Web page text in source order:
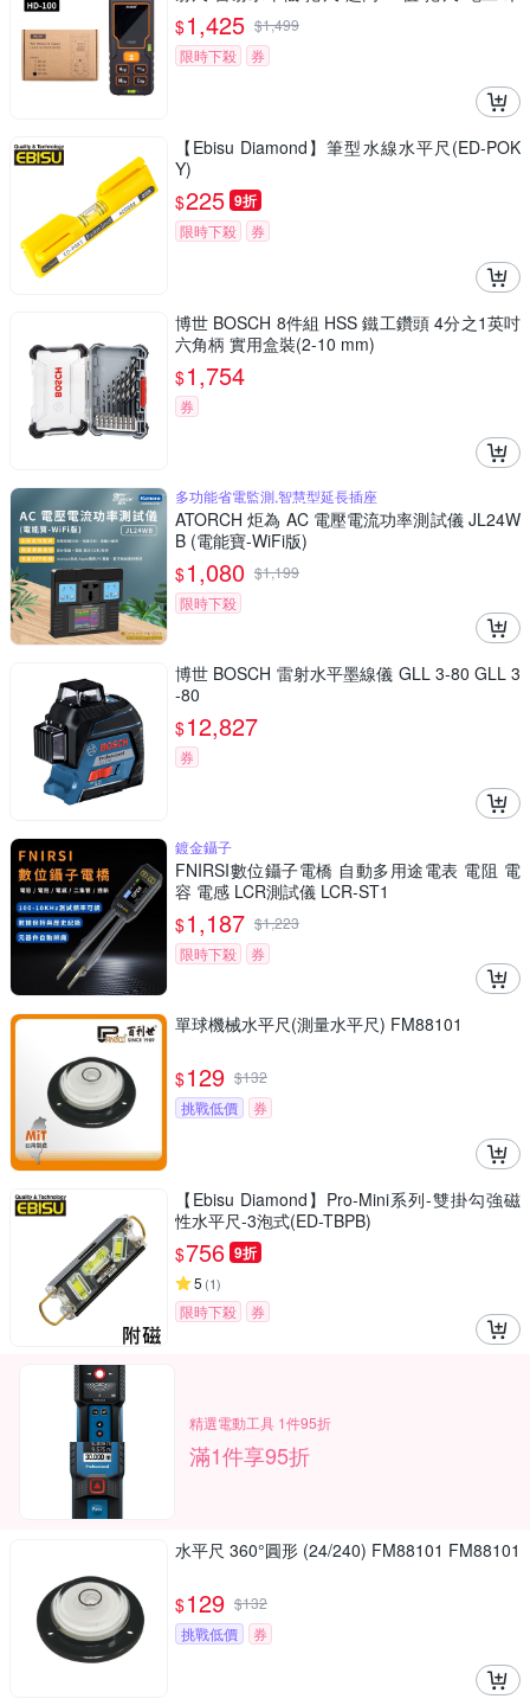
工 房仲必備款
$1,425 $1,499
限時下殺
券
【Ebisu Diamond】筆型水線水平尺(ED-POK
Y)
$225 9折
限時下殺 券
博世 BOSCH 8件組 HSS 鐵工鑽頭 4分之1英吋
六角柄 實用盒裝(2-10 mm)
$1,754
券
多功能省電監測,智慧型延長插座
ATORCH 炬為 AC 電壓電流功率測試儀 JL24W
B (電能寶-WiFi版)
$1,080 $1,199
限時下殺
博世 BOSCH 雷射水平墨線儀 GLL 3-80 GLL 3
-80
$12,827
券
鍍金鑷子
FNIRSI數位鑷子電橋 自動多用途電表 電阻 電
容 電感 LCR測試儀 LCR-ST1
$1,187 $1,223
限時下殺
券
單球機械水平尺(測量水平尺) FM88101
$129 $132
挑戰低價
券
【Ebisu Diamond】Pro-Mini系列-雙掛勾強磁
性水平尺-3泡式(ED-TBPB)
$756 9折
5 (1)
限時下殺 券
精選電動工具 1件95折
滿1件享95折
水平尺 360°圓形 (24/240) FM88101 FM88101
$129 $132
挑戰低價
券